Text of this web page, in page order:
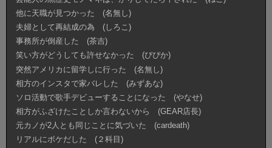
他に天職が見つかった (名無し)
夫婦として再結成の為 (しろこ)
事務所が倒産した (茶吉)
笑い方がどうしても許せなかった (ぴぴか)
突然アメリカに留学しに行った (名無し)
相方のインスタで家バレした (みずあな)
ソロ活動で歌手デビューすることになった (やなせ)
相方がふざけたことしか言わないから (GEAR店長)
元カノが2人とも同じことに気づいた (cardeath)
リアルにボケだした (２科目)